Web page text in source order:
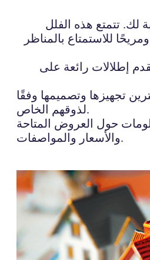
لك. تتمتع هذه الفلل
للاستمتاع بالمناظر
إطلالات رائعة على
تجهيزها وتصميمها وفقًا
لذوقهم الخاص.
حول العروض المتاحة
والأسعار والمواصفات.